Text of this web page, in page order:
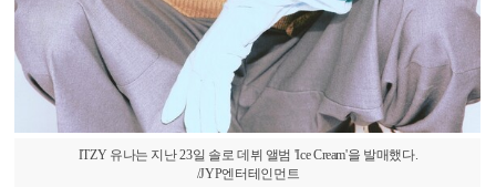
ITZY 유나는 지난 23일 솔로 데뷔 앨범 'Ice Cream'을 발매했다.
/JYP엔터테인먼트